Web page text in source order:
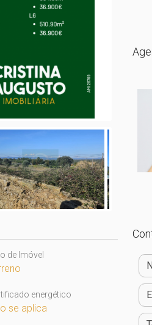
de Imóvel
energético
se aplica